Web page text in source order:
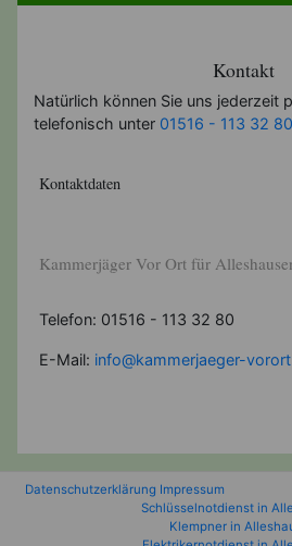
Kontakt
Natürlich können Sie uns jederzeit
telefonisch unter 01516 - 113 32 80
Kontaktdaten
Kammerjäger Vor Ort für
Telefon: 01516 - 113 32 80
E-Mail: info@kammerjaeger-
Datenschutzerklärung Impressum
Schlüsselnotdienst in
Klempner in